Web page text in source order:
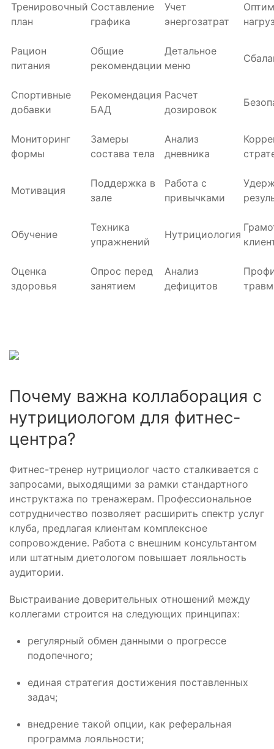
Тренировочный
план
Составление
графика
Учет
энергозатрат
Рацион
питания
Общие
рекомендации
Детальное
меню
Спортивные
добавки
Рекомендация
БАД
Расчет
дозировок
Мониторинг
формы
Замеры
состава тела
Анализ
дневника
Мотивация
Поддержка в
зале
Работа с
привычками
Обучение
Техника
упражнений
Нутрициология
Оценка
здоровья
Опрос перед
занятием
Анализ
дефицитов
травм
Почему важна коллаборация с
нутрициологом для фитнес-
центра?
Фитнес-тренер нутрициолог часто сталкивается с
запросами, выходящими за рамки стандартного
инструктажа по тренажерам. Профессиональное
сотрудничество позволяет расширить спектр услуг
клуба, предлагая клиентам комплексное
сопровождение. Работа с внешним консультантом
или штатным диетологом повышает лояльность
аудитории.
Выстраивание доверительных отношений между
коллегами строится на следующих принципах:
регулярный обмен данными о прогрессе
подопечного;
единая стратегия достижения поставленных
задач;
внедрение такой опции, как реферальная
программа лояльности;